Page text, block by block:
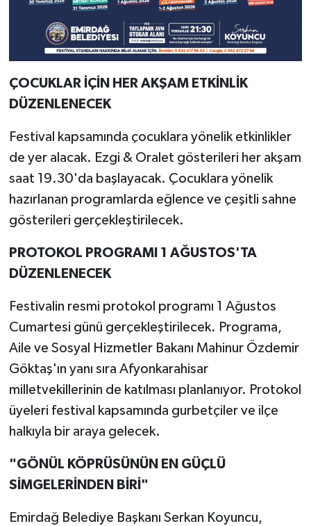
ÇOCUKLAR İÇİN HER AKŞAM ETKİNLİK
DÜZENLENECEK
Festival kapsamında çocuklara yönelik etkinlikler
de yer alacak. Ezgi & Oralet gösterileri her akşam
saat 19.30'da başlayacak. Çocuklara yönelik
hazırlanan programlarda eğlence ve çeşitli sahne
gösterileri gerçekleştirilecek.
PROTOKOL PROGRAMI 1 AĞUSTOS'TA
DÜZENLENECEK
Festivalin resmi protokol programı 1 Ağustos
Cumartesi günü gerçekleştirilecek. Programa,
Aile ve Sosyal Hizmetler Bakanı Mahinur Özdemir
Göktaş'ın yanı sıra Afyonkarahisar
milletvekillerinin de katılması planlanıyor. Protokol
üyeleri festival kapsamında gurbetçiler ve ilçe
halkıyla bir araya gelecek.
"GÖNÜL KÖPRÜSÜNÜN EN GÜÇLÜ
SİMGELERİNDEN BİRİ"
Emirdağ Belediye Başkanı Serkan Koyuncu,